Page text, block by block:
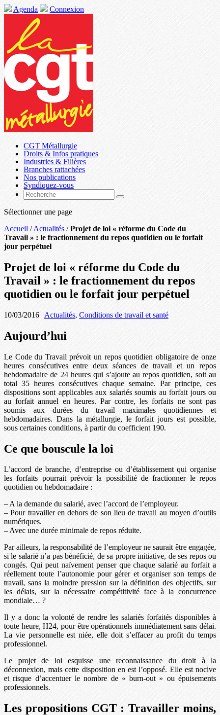
Agenda Connexion
CGT Métallurgie
Droits & Infos pratiques
Industries & Filières
Branches rattachées
Nos publications
Syndiquez-vous
Sélectionner une page
Accueil /Actualités /Projet de loi « réforme du Code du
Travail » : le fractionnement du repos quotidien ou le forfait
jour perpétuel
Projet de loi « réforme du Code du
Travail » : le fractionnement du repos
quotidien ou le forfait jour perpétuel
10/03/2016 | Actualités, Conditions de travail et santé
Aujourd’hui
Le Code du Travail prévoit un repos quotidien obligatoire de onze
heures consécutives entre deux séances de travail et un repos
hebdomadaire de 24 heures qui s’ajoute au repos quotidien, soit au
total 35 heures consécutives chaque semaine. Par principe, ces
dispositions sont applicables aux salariés soumis au forfait jours ou
au forfait annuel en heures. Par contre, les forfaits ne sont pas
soumis aux durées du travail maximales quotidiennes et
hebdomadaires. Dans la métallurgie, le forfait jours est possible,
sous certaines conditions, à partir du coefficient 190.
Ce que bouscule la loi
L’accord de branche, d’entreprise ou d’établissement qui organise
les forfaits pourrait prévoir la possibilité de fractionner le repos
quotidien ou hebdomadaire :
– A la demande du salarié, avec l’accord de l’employeur.
– Pour travailler en dehors de son lieu de travail au moyen d’outils
numériques.
– Avec une durée minimale de repos réduite.
Par ailleurs, la responsabilité de l’employeur ne saurait être engagée,
si le salarié n’a pas bénéficié, de sa propre initiative, de ses repos ou
congés. Qui peut naïvement penser que chaque salarié au forfait a
réellement toute l’autonomie pour gérer et organiser son temps de
travail, sans la moindre pression sur la définition des objectifs, sur
les délais, sur la nécessaire compétitivité face à la concurrence
mondiale… ?
Il y a donc la volonté de rendre les salariés forfaités disponibles à
toute heure, H24, pour être opérationnels immédiatement sans délai.
La vie personnelle est niée, elle doit s’effacer au profit du temps
professionnel.
Le projet de loi esquisse une reconnaissance du droit à la
déconnexion, mais cette disposition en est l’opposé. Elle est nocive
et risque d’accentuer le nombre de « burn-out » ou épuisements
professionnels.
Les propositions CGT : Travailler moins,